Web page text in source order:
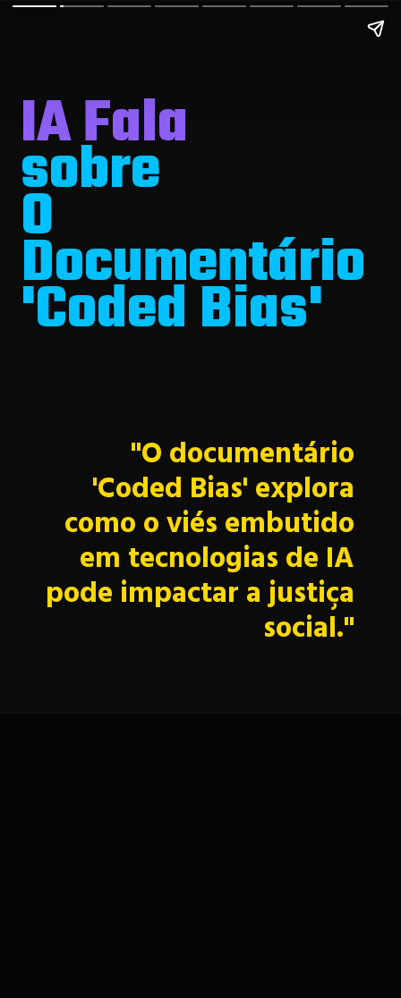
IA Fala
sobre
O
Documentário
'Coded Bias'
"O documentário
'Coded Bias' explora
como o viés embutido
em tecnologias de IA
pode impactar a justiça
social."